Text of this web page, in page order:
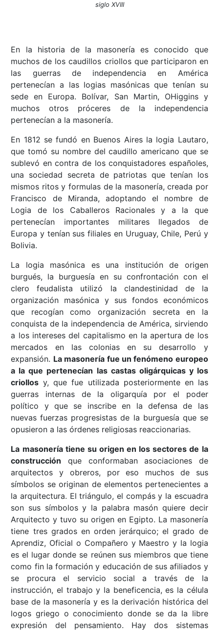
siglo XVIII
En la historia de la masonería es conocido que
muchos de los caudillos criollos que participaron en
las guerras de independencia en América
pertenecían a las logias masónicas que tenían su
sede en Europa. Bolívar, San Martin, OHiggins y
muchos otros próceres de la independencia
pertenecían a la masonería.
En 1812 se fundó en Buenos Aires la logia Lautaro,
que tomó su nombre del caudillo americano que se
sublevó en contra de los conquistadores españoles,
una sociedad secreta de patriotas que tenían los
mismos ritos y formulas de la masonería, creada por
Francisco de Miranda, adoptando el nombre de
Logia de los Caballeros Racionales y a la que
pertenecían importantes militares llegados de
Europa y tenían sus filiales en Uruguay, Chile, Perú y
Bolivia.
La logia masónica es una institución de origen
burgués, la burguesía en su confrontación con el
clero feudalista utilizó la clandestinidad de la
organización masónica y sus fondos económicos
que recogían como organización secreta en la
conquista de la independencia de América, sirviendo
a los intereses del capitalismo en la apertura de los
mercados en las colonias en su desarrollo y
expansión. La masonería fue un fenómeno europeo
a la que pertenecían las castas oligárquicas y los
criollos y, que fue utilizada posteriormente en las
guerras internas de la oligarquía por el poder
político y que se inscribe en la defensa de las
nuevas fuerzas progresistas de la burguesía que se
opusieron a las órdenes religiosas reaccionarias.
La masonería tiene su origen en los sectores de la
construcción que conformaban asociaciones de
arquitectos y obreros, por eso muchos de sus
símbolos se originan de elementos pertenecientes a
la arquitectura. El triángulo, el compás y la escuadra
son sus símbolos y la palabra masón quiere decir
Arquitecto y tuvo su origen en Egipto. La masonería
tiene tres grados en orden jerárquico; el grado de
Aprendiz, Oficial o Compañero y Maestro y la logia
es el lugar donde se reúnen sus miembros que tiene
como fin la formación y educación de sus afiliados y
se procura el servicio social a través de la
instrucción, el trabajo y la beneficencia, es la célula
base de la masonería y es la derivación histórica del
logos griego o conocimiento donde se da la libre
expresión del pensamiento. Hay dos sistemas